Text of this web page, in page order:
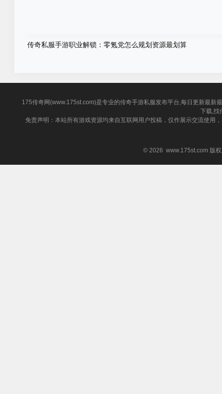
传奇私服手游职业解锁：零氪党怎么规划资源最划算
175传奇网(www.175st.com)是专业的传奇手游私服发布平台,每日更新最
下载,找
免责声明：本站所有游戏资源均来自互联网用户投稿，仅作展示交流使用
© 2026 www.175st.com 版